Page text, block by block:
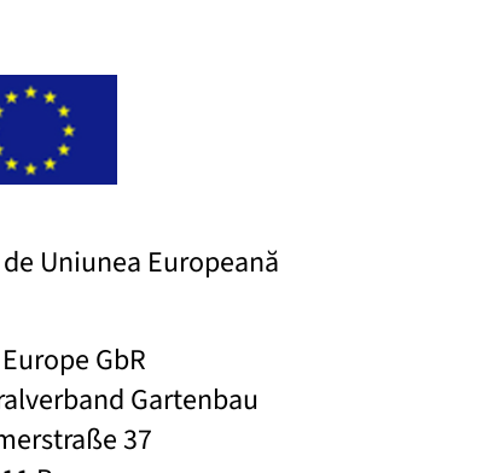
Uniunea Europeană
GbR
Gartenbau
37